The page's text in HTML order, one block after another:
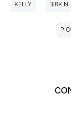
KELLY BIRKIN